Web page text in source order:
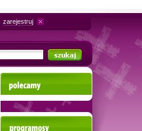
zarejestruj
Polecamy
Najnowsze programy